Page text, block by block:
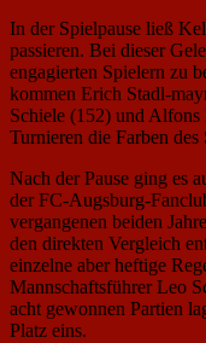
In der Spielpause ließ
passieren. Bei dieser
engagierten Spielern zu
kommen Erich Stadl-
Schiele (152) und Alfons
Turnieren die Farben des
Nach der Pause ging es
der FC-Augsburg-
vergangenen beiden
den direkten Vergleich
einzelne aber heftige
Mannschaftsführer Leo
acht gewonnen Partien
Platz eins.